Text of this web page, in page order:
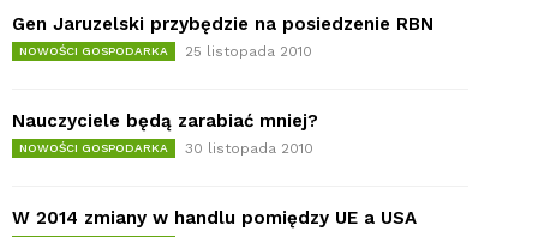
Gen Jaruzelski przybędzie na posiedzenie RBN
NOWOŚCI GOSPODARKA 25 listopada 2010
Nauczyciele będą zarabiać mniej?
NOWOŚCI GOSPODARKA 30 listopada 2010
W 2014 zmiany w handlu pomiędzy UE a USA